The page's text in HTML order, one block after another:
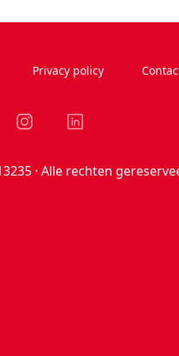
Privacy policy
InstagramLinkedIn
· Alle rechten